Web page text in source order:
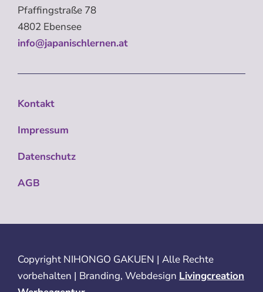
Pfaffingstraße 78
4802 Ebensee
info@japanischlernen.at
Kontakt
Impressum
Datenschutz
AGB
Copyright NIHONGO GAKUEN | Alle Rechte
vorbehalten | Branding, Webdesign Livingcreation